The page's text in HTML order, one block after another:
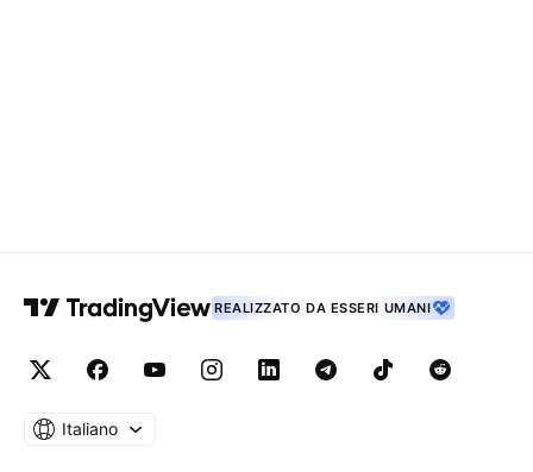
REALIZZATO DA ESSERI UMANI
Italiano